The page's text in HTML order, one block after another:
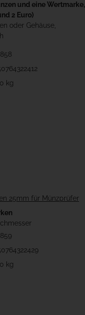
und eine Wertmarke,
2 Euro)
oder Gehäuse,
kg
25mm für Münzprüfer
kg